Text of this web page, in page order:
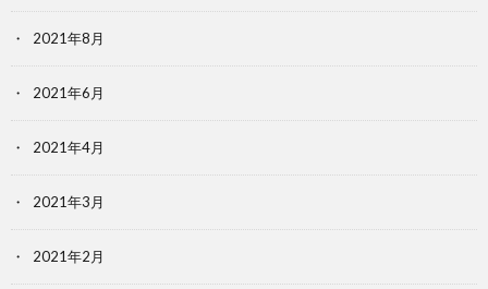
2021年8月
2021年6月
2021年4月
2021年3月
2021年2月